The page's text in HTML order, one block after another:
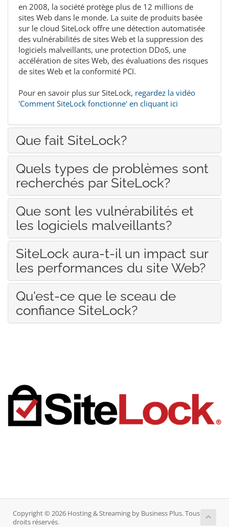
en 2008, la société protège plus de 12 millions de
sites Web dans le monde. La suite de produits basée
sur le cloud SiteLock offre une détection automatisée
des vulnérabilités de sites Web et la suppression des
logiciels malveillants, une protection DDoS, une
accélération de sites Web, des évaluations des risques
de sites Web et la conformité PCI.
Pour en savoir plus sur SiteLock, regardez la vidéo
'Comment SiteLock fonctionne' en cliquant ici
Que fait SiteLock?
Quels types de problèmes sont
recherchés par SiteLock?
Que sont les vulnérabilités et
les logiciels malveillants?
SiteLock aura-t-il un impact sur
les performances du site Web?
Qu'est-ce que le sceau de
confiance SiteLock?
Copyright © 2026 Hosting & Streaming by Business Plus. Tous
droits réservés.